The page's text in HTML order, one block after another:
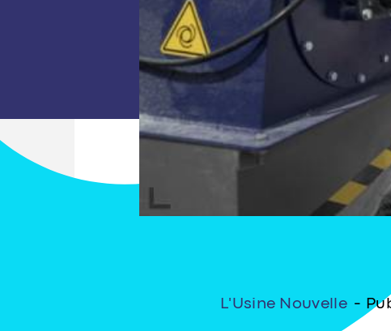
L'Usine Nouvelle-